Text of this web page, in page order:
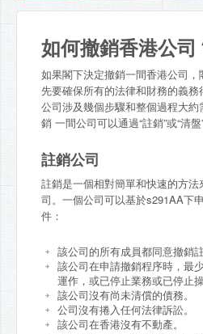
如何撤銷香港公司
如果閣下決定撤銷一間香港公司
先要確保所有的法律和財務的義
公司涉及幾個步驟和整個過程大
銷 一間公司可以通過“註銷”或“清盤”
註銷公司
註銷是一個相對簡單和快速的方
司。一個公司可以基於s291AA下
件：
該公司的所有成員都同意撤銷註
該公司在申請撤銷程序時，最
運作，或已停止業務或已停止操
該公司沒有尚未清償的債務。
公司沒有捲入任何法律訴訟。
該公司在香港沒有不動產。